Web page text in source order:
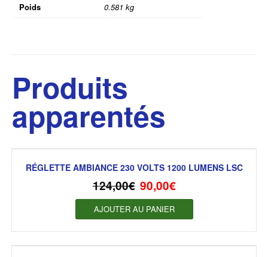
Poids 0.581 kg
Produits
apparentés
RÉGLETTE AMBIANCE 230 VOLTS 1200 LUMENS LSC
124,00€ 90,00€
AJOUTER AU PANIER